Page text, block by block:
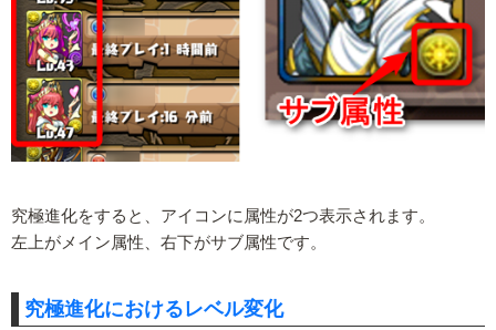
究極進化をすると、アイコンに属性が2つ表示されます。
左上がメイン属性、右下がサブ属性です。
究極進化におけるレベル変化